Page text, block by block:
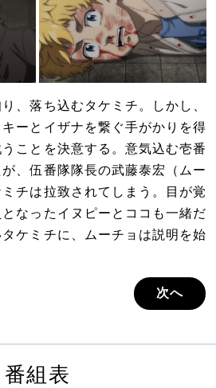
、落ち込むタケミチ。しかし、
ーとイザナを繋ぐ手がかりを得
ことを決意する。意気込む壱番
、伍番隊隊長の武藤泰宏（ムー
チは拉致されてしまう。目が覚
なったイヌピーとココも一緒だ
ケミチに、ムーチョは説明を始
次へ
番組表